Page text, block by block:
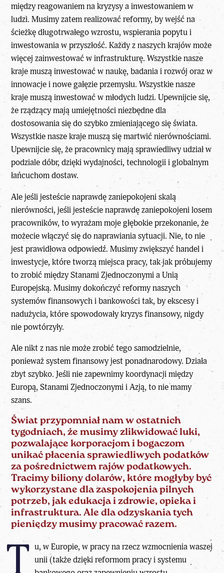
między reagowaniem na kryzysy a inwestowaniem w
ludzi. Musimy zatem realizować reformy, by wejść na
ścieżkę długotrwałego wzrostu, wspierania popytu i
inwestowania w przyszłość. Każdy z naszych krajów może
więcej zainwestować w infrastrukturę. Wszystkie nasze
kraje muszą inwestować w naukę, badania i rozwój oraz w
innowacje i nowe gałęzie przemysłu. Wszystkie nasze
kraje muszą inwestować w młodych ludzi. Upewnijcie się,
że rządzący mają umiejętności niezbędne dla
dostosowania się do szybko zmieniającego się świata.
Wszystkie nasze kraje muszą się martwić nierównościami.
Upewnijcie się, że pracownicy mają sprawiedliwy udział w
podziale dóbr, dzięki wydajności, technologii i globalnym
łańcuchom dostaw.
Ale jeśli jesteście naprawdę zaniepokojeni skalą
nierówności, jeśli jesteście naprawdę zaniepokojeni losem
pracowników, to wyrażam moje głębokie przekonanie, że
możecie włączyć się do naprawiania sytuacji. Nie, to nie
jest prawidłowa odpowiedź. Musimy zwiększyć handel i
inwestycje, które tworzą miejsca pracy, tak jak próbujemy
to zrobić między Stanami Zjednoczonymi a Unią
Europejską. Musimy dokończyć reformy naszych
systemów finansowych i bankowości tak, by ekscesy i
nadużycia, które spowodowały kryzys finansowy, nigdy
nie powtórzyły.
Ale nikt z nas nie może zrobić tego samodzielnie,
ponieważ system finansowy jest ponadnarodowy. Działa
zbyt szybko. Jeśli nie zapewnimy koordynacji między
Europą, Stanami Zjednoczonymi i Azją, to nie mamy
szans.
Świat przypomniał nam w ostatnich
tygodniach, że musimy zlikwidować luki,
pozwalające korporacjom i bogaczom
unikać płacenia sprawiedliwych podatków
za pośrednictwem rajów podatkowych.
Tracimy biliony dolarów, które mogłyby być
wykorzystane dla zaspokojenia pilnych
potrzeb, jak edukacja i zdrowie, opieka i
infrastruktura. Ale dla odzyskania tych
pieniędzy musimy pracować razem.
T u, w Europie, w pracy na rzecz wzmocnienia waszej
unii (także dzięki reformom pracy i systemu